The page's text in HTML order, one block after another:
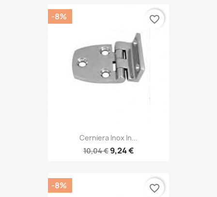
Cerniera Inox In...
10,04 € 9,24 €
-8% favorite_border
-8% favorite_border